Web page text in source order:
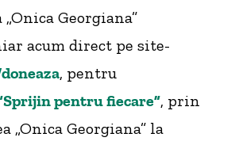
Georgiana”
acum direct pe site-
, pentru
pentru fiecare”, prin
„Onica Georgiana” la